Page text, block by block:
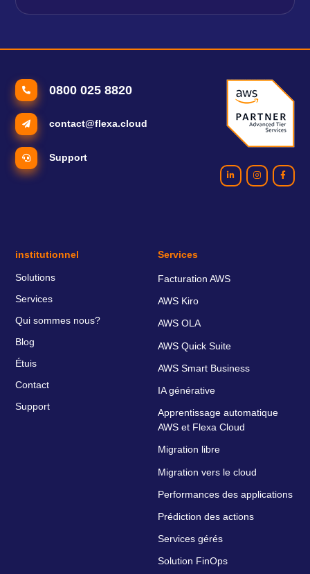
0800 025 8820
contact@flexa.cloud
Support
institutionnel
Solutions
Services
Qui sommes nous?
Blog
Étuis
Contact
Support
Services
Facturation AWS
AWS Kiro
AWS OLA
AWS Quick Suite
AWS Smart Business
IA générative
Apprentissage automatique
AWS et Flexa Cloud
Migration libre
Migration vers le cloud
Performances des applications
Prédiction des actions
Services gérés
Solution FinOps